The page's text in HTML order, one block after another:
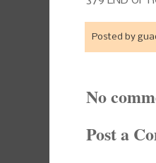
Posted by
No
Post a